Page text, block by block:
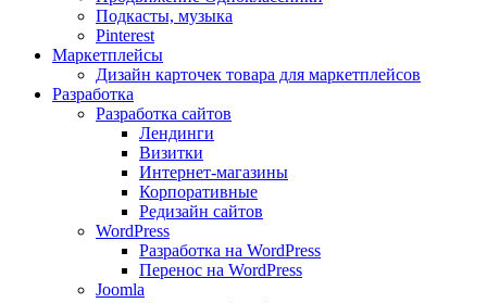
Подкасты, музыка
Pinterest
Маркетплейсы
Дизайн карточек товара для маркетплейсов
Разработка
Разработка сайтов
Лендинги
Визитки
Интернет-магазины
Корпоративные
Редизайн сайтов
WordPress
Разработка на WordPress
Перенос на WordPress
Joomla